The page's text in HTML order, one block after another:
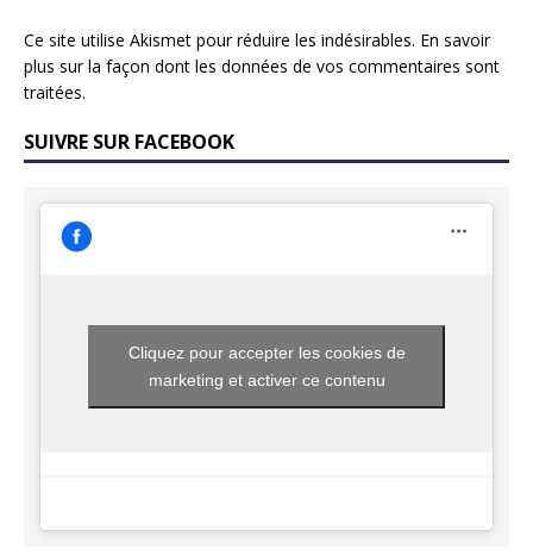
Ce site utilise Akismet pour réduire les indésirables. En savoir
plus sur la façon dont les données de vos commentaires sont
traitées.
SUIVRE SUR FACEBOOK
Cliquez pour accepter les cookies de
marketing et activer ce contenu